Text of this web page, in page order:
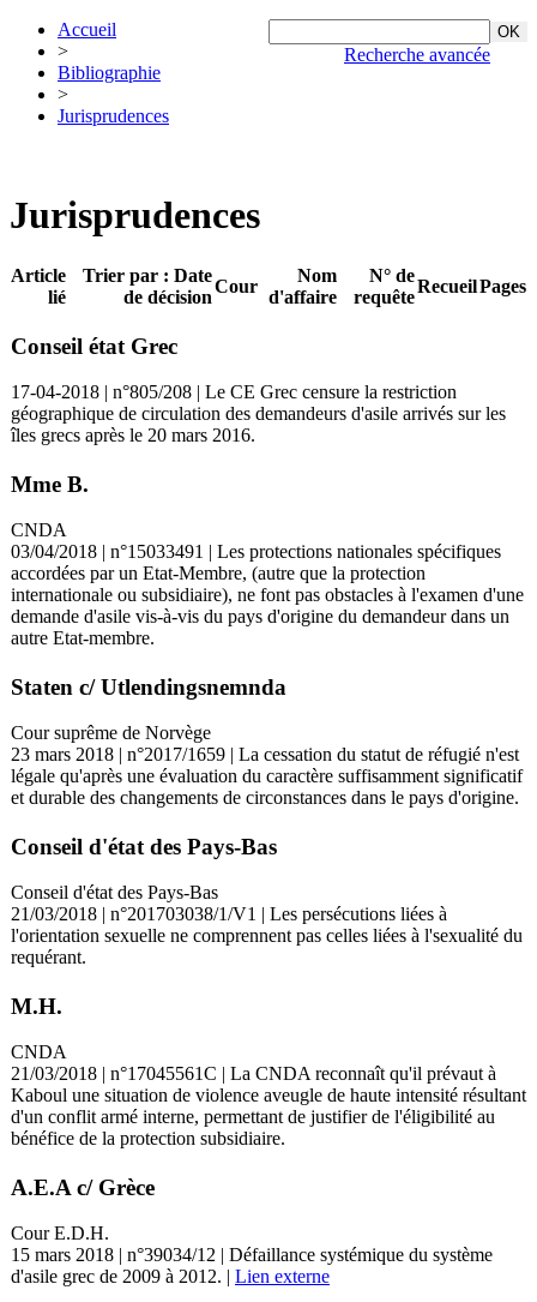
Recherche avancée
Accueil
>
Bibliographie
>
Jurisprudences
Jurisprudences
Article
lié
Trier par : Date
de décision
Cour
Nom
d'affaire
N° de
requête
RecueilPages
Conseil état Grec
17-04-2018 | n°805/208 | Le CE Grec censure la restriction
géographique de circulation des demandeurs d'asile arrivés sur les
îles grecs après le 20 mars 2016.
Mme B.
CNDA
03/04/2018 | n°15033491 | Les protections nationales spécifiques
accordées par un Etat-Membre, (autre que la protection
internationale ou subsidiaire), ne font pas obstacles à l'examen d'une
demande d'asile vis-à-vis du pays d'origine du demandeur dans un
autre Etat-membre.
Staten c/ Utlendingsnemnda
Cour suprême de Norvège
23 mars 2018 | n°2017/1659 | La cessation du statut de réfugié n'est
légale qu'après une évaluation du caractère suffisamment significatif
et durable des changements de circonstances dans le pays d'origine.
Conseil d'état des Pays-Bas
Conseil d'état des Pays-Bas
21/03/2018 | n°201703038/1/V1 | Les persécutions liées à
l'orientation sexuelle ne comprennent pas celles liées à l'sexualité du
requérant.
M.H.
CNDA
21/03/2018 | n°17045561C | La CNDA reconnaît qu'il prévaut à
Kaboul une situation de violence aveugle de haute intensité résultant
d'un conflit armé interne, permettant de justifier de l'éligibilité au
bénéfice de la protection subsidiaire.
A.E.A c/ Grèce
Cour E.D.H.
15 mars 2018 | n°39034/12 | Défaillance systémique du système
d'asile grec de 2009 à 2012. | Lien externe